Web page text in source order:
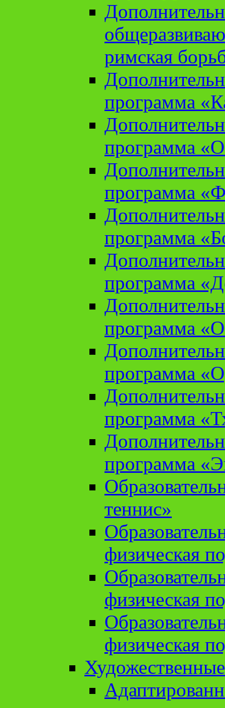
римская
программа
программа
программа
программа
программа
программа
программа
программа
программа
теннис»
физическая
физическая
физическая
Художественные